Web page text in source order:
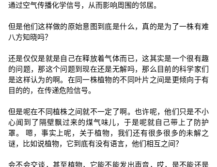
通过空气传播化学信号，从而影响周围的邻居。
但是他们这样做的原始意图到底是什么，真的是为了一株有难
八方知晓吗？
还是仅仅是就是自己在释放着气体而已，这其实是一个很有趣
的问题，那这个问题到现在还是无解吗，那么目前的科学家们
是这样认为的啊。在同一株植物的不同叶片之间是更倾向于有
目的的，在传递危险信号。
但是呢在不同植株之间就不一定了啊。也许呢，他们只是不小
心闻到了隔壁飘过来的煤气味儿，于是呢就自己带上了防护
罩。 嗯，事实上呢，关于植物，我们还有很多很多的未解之
谜，比如说植物，它到底有没有语言，他们相互之间？
会不会交谈，甚至植物，它能不能发出声音，哎，是不能还是